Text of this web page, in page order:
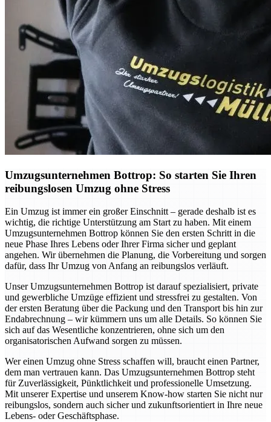
Umzugsunternehmen Bottrop: So starten Sie Ihren
reibungslosen Umzug ohne Stress
Ein Umzug ist immer ein großer Einschnitt – gerade deshalb ist es
wichtig, die richtige Unterstützung am Start zu haben. Mit einem
Umzugsunternehmen Bottrop können Sie den ersten Schritt in die
neue Phase Ihres Lebens oder Ihrer Firma sicher und geplant
angehen. Wir übernehmen die Planung, die Vorbereitung und sorgen
dafür, dass Ihr Umzug von Anfang an reibungslos verläuft.
Unser Umzugsunternehmen Bottrop ist darauf spezialisiert, private
und gewerbliche Umzüge effizient und stressfrei zu gestalten. Von
der ersten Beratung über die Packung und den Transport bis hin zur
Endabrechnung – wir kümmern uns um alle Details. So können Sie
sich auf das Wesentliche konzentrieren, ohne sich um den
organisatorischen Aufwand sorgen zu müssen.
Wer einen Umzug ohne Stress schaffen will, braucht einen Partner,
dem man vertrauen kann. Das Umzugsunternehmen Bottrop steht
für Zuverlässigkeit, Pünktlichkeit und professionelle Umsetzung.
Mit unserer Expertise und unserem Know-how starten Sie nicht nur
reibungslos, sondern auch sicher und zukunftsorientiert in Ihre neue
Lebens- oder Geschäftsphase.